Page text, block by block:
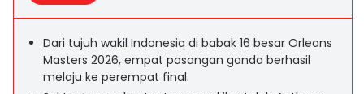
Dari tujuh wakil Indonesia di babak 16 besar Orleans
Masters 2026, empat pasangan ganda berhasil
melaju ke perempat final.